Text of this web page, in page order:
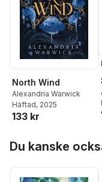
North Wind
Alexandria Warwick
Häftad, 2025
133 kr
Du kanske